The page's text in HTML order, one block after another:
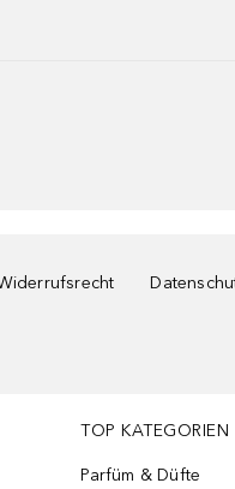
TOP KATEGORIEN
Parfüm & Düfte